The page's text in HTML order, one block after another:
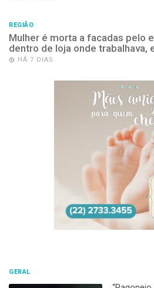
REGIÃO
Mulher é morta a facadas pelo
dentro de loja onde trabalhava,
HÁ 7 DIAS
GERAL